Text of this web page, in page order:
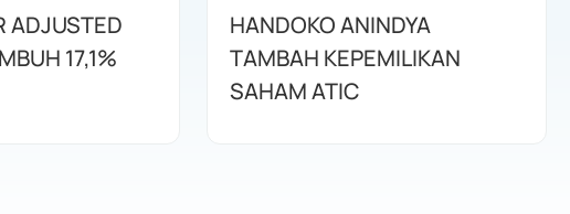
ADJUSTED
17,1%
HANDOKO ANINDYA
TAMBAH KEPEMILIKAN
SAHAM ATIC